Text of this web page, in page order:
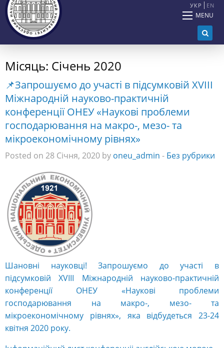
УКР EN
MENU
Місяць: Січень 2020
📌Запрошуємо до участі в підсумковій XVIІI
Міжнародній науково-практичній
конференції ОНЕУ «Наукові проблеми
господарювання на макро-, мезо- та
мікроекономічному рівнях»
Posted on 28 Січня, 2020 by oneu_admin - Без рубрики
Шановні науковці! Запрошуємо до участі в
підсумковій XVIІI Міжнародній науково-практичній
конференції ОНЕУ «Наукові проблеми
господарювання на макро-, мезо- та
мікроекономічному рівнях», яка відбудеться 23-24
квітня 2020 року.